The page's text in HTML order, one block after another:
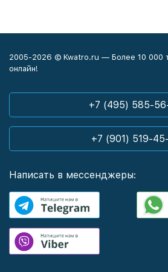
2005-2026 © Kwatro.ru — Более 10 000
онлайн!
+7 (495) 585-
+7 (901) 519-
Написать в мессенджеры: